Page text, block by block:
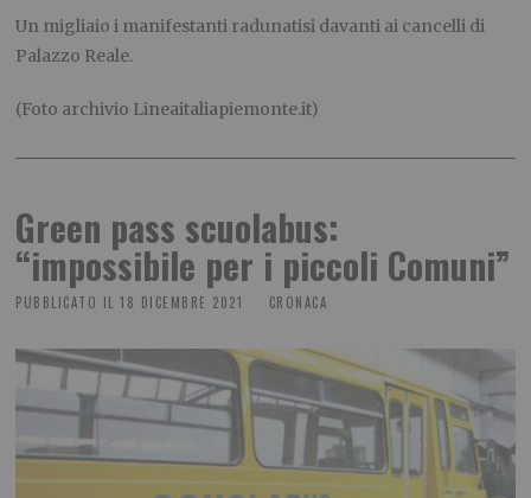
Un migliaio i manifestanti radunatisi davanti ai cancelli di
Palazzo Reale.
(Foto archivio Lineaitaliapiemonte.it)
Green pass scuolabus:
“impossibile per i piccoli Comuni”
PUBBLICATO IL 18 DICEMBRE 2021 CRONACA